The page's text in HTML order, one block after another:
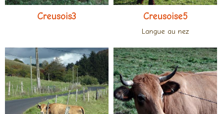
Creusois3 Creusoise5
Langue au nez